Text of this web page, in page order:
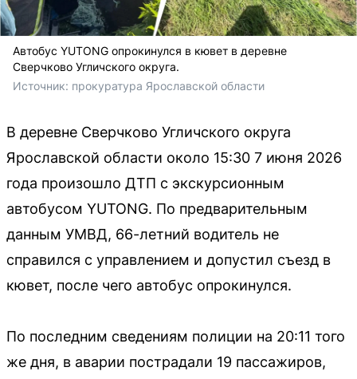
Автобус YUTONG опрокинулся в кювет в деревне
Сверчково Угличского округа.
Источник: прокуратура Ярославской области
В деревне Сверчково Угличского округа
Ярославской области около 15:30 7 июня 2026
года произошло ДТП с экскурсионным
автобусом YUTONG. По предварительным
данным УМВД, 66-летний водитель не
справился с управлением и допустил съезд в
кювет, после чего автобус опрокинулся.
По последним сведениям полиции на 20:11 того
же дня, в аварии пострадали 19 пассажиров,